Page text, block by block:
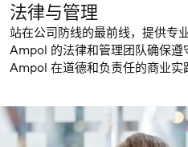
法律与管理
站在公司防线的最前线，提供专
Ampol 的法律和管理团队确保遵
Ampol 在道德和负责任的商业实